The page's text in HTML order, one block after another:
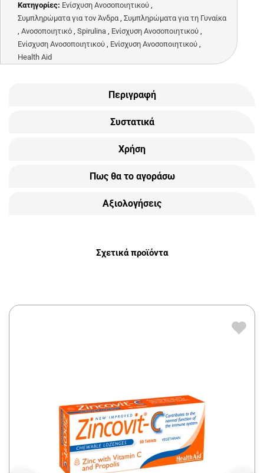
Κατηγορίες: Ενίσχυση Ανοσοποιητικού ,
Συμπληρώματα για τον Άνδρα, Συμπληρώματα για τη Γυναίκα
, Ανοσοποιητικό , Spirulina , Ενίσχυση Ανοσοποιητικού ,
Ενίσχυση Ανοσοποιητικού , Ενίσχυση Ανοσοποιητικού ,
Health Aid
Περιγραφή
Συστατικά
Χρήση
Πως θα το αγοράσω
Αξιολογήσεις
Σχετικά προϊόντα